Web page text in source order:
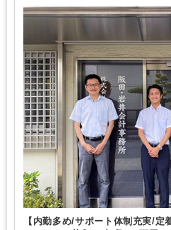
た。過去には2科目同時合格して官
り、事務所として受験勉強に集中
また、稼ぎたい人、家族と
らの生活環境や体調等を考慮しな
ただきたいと思います。 ３．成果
クライアントからの報酬等をベー
体系となっております。不明瞭な人
の原理によって、モチベーション
環境です。
勿論、クライアントか
数等、事務所への貢献度を定量的
準も取り入れております。
ダブルライセンス(公認会計士＋税理士等）
【内勤多め/サポート体制充実/